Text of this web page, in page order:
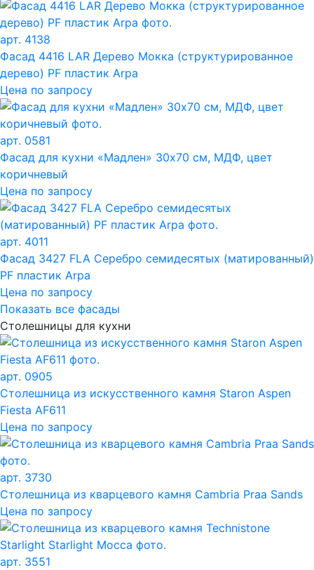
арт. 4138
Фасад 4416 LAR Дерево Мокка (структурированное
дерево) PF пластик Arpa
Цена по запросу
арт. 0581
Фасад для кухни «Мадлен» 30х70 см, МДФ, цвет
коричневый
Цена по запросу
арт. 4011
Фасад 3427 FLA Серебро семидесятых (матированный)
PF пластик Arpa
Цена по запросу
Показать все фасады
Столешницы для кухни
арт. 0905
Столешница из искусственного камня Staron Aspen
Fiesta AF611
Цена по запросу
арт. 3730
Столешница из кварцевого камня Cambria Praa Sands
Цена по запросу
арт. 3551